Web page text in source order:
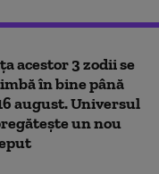
acestor 3 zodii se
în bine până
august. Universul
un nou